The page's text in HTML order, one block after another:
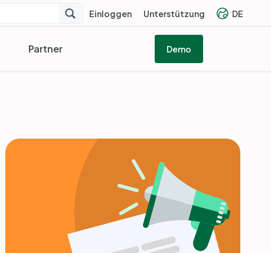
Einloggen Unterstützung DE
Partner Demo